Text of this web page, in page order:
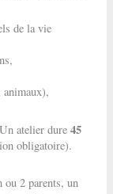
de la vie
animaux),
atelier dure45
obligatoire).
ou 2 parents, un